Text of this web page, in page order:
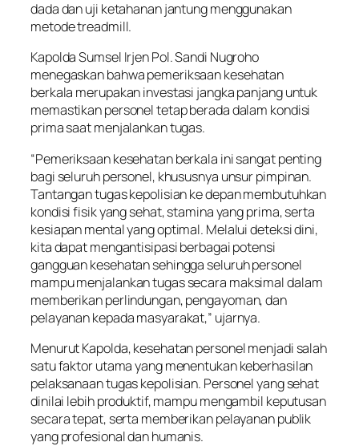
dada dan uji ketahanan jantung menggunakan
metode treadmill.
Kapolda Sumsel Irjen Pol. Sandi Nugroho
menegaskan bahwa pemeriksaan kesehatan
berkala merupakan investasi jangka panjang untuk
memastikan personel tetap berada dalam kondisi
prima saat menjalankan tugas.
“Pemeriksaan kesehatan berkala ini sangat penting
bagi seluruh personel, khususnya unsur pimpinan.
Tantangan tugas kepolisian ke depan membutuhkan
kondisi fisik yang sehat, stamina yang prima, serta
kesiapan mental yang optimal. Melalui deteksi dini,
kita dapat mengantisipasi berbagai potensi
gangguan kesehatan sehingga seluruh personel
mampu menjalankan tugas secara maksimal dalam
memberikan perlindungan, pengayoman, dan
pelayanan kepada masyarakat,” ujarnya.
Menurut Kapolda, kesehatan personel menjadi salah
satu faktor utama yang menentukan keberhasilan
pelaksanaan tugas kepolisian. Personel yang sehat
dinilai lebih produktif, mampu mengambil keputusan
secara tepat, serta memberikan pelayanan publik
yang profesional dan humanis.